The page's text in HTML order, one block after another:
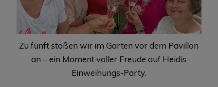
Zu fünft stoßen wir im Garten vor dem Pavillon
an – ein Moment voller Freude auf Heidis
Einweihungs-Party.